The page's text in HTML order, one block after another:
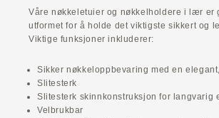
Våre nøkkeletuier og nøkkelholdere i lær er
utformet for å holde det viktigste sikkert og
Viktige funksjoner inkluderer:
Sikker nøkkeloppbevaring med en
Slitesterk
Slitesterk skinnkonstruksjon for langvarig
Velbrukbar